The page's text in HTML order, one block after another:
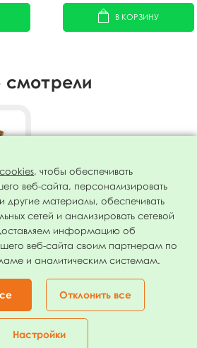
Корзина
В КОРЗИНУ
смотрели
cookies, чтобы обеспечивать
веб-сайта, персонализировать
другие материалы, обеспечивать
сетей и анализировать сетевой
информацию об
веб-сайта своим партнерам по
и аналитическим системам.
Отклонить все
Настройки